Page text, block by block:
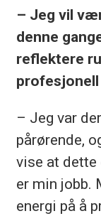
– Jeg vil
denne
reflektere
profesjonell
– Jeg var
pårørende,
vise at dette
er min jobb.
energi på å